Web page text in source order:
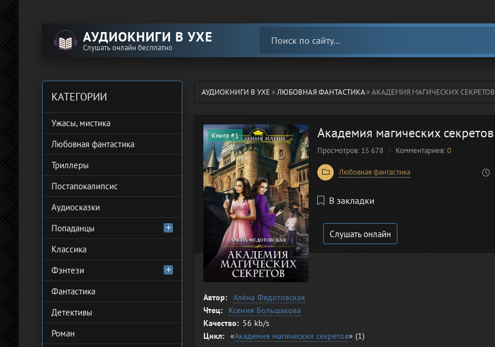
АУДИОКНИГИ В УХЕ
Слушать онлайн бесплатно
АУДИОКНИГИ В УХЕ»ЛЮБОВНАЯ ФАНТАСТИКА» АКАДЕМИЯ МАГИЧЕСКИХ СЕКРЕТОВ
Академия магических секретов
Книга #1
Просмотров: 15 678 Комментариев:0
Любовная фантастика
В закладки
Слушать онлайн
Автор: Алёна Федотовская
Чтец:
Ксения Большакова
Качество: 56 kb/s
Цикл: «Академия магических секретов» (1)
КАТЕГОРИИ
Ужасы, мистика
Любовная фантастика
Триллеры
Постапокалипсис
Аудиосказки
Попаданцы
Классика
Фэнтези
Фантастика
Детективы
Роман